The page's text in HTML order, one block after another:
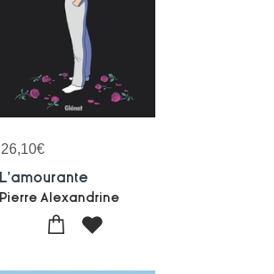
26,10€
L'amourante
Pierre Alexandrine